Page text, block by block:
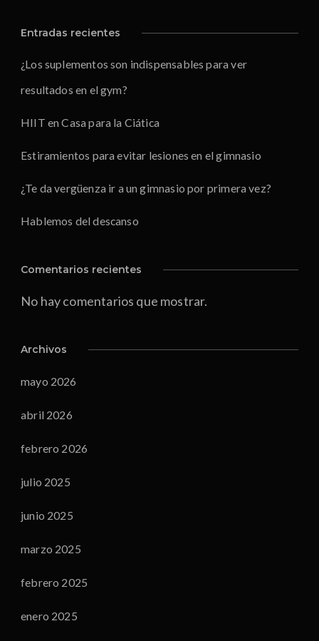
Entradas recientes
¿Los suplementos son indispensables para ver
resultados en el gym?
HIIT en Casa para la Ciática
Estiramientos para evitar lesiones en el gimnasio
¿Te da vergüenza ir a un gimnasio por primera vez?
Hablemos del descanso
Comentarios recientes
No hay comentarios que mostrar.
Archivos
mayo 2026
abril 2026
febrero 2026
julio 2025
junio 2025
marzo 2025
febrero 2025
enero 2025